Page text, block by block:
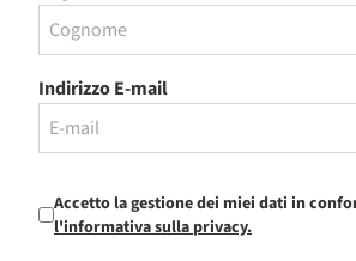
Indirizzo E-mail
Accetto la gestione dei miei dati in
l'informativa sulla privacy.